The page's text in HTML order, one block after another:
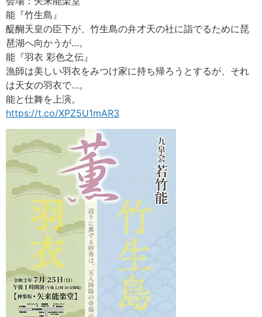
能『竹生島』
醍醐天皇の臣下が、竹生島の弁才天の社に詣でるために琵
琶湖へ向かうが…。
能『羽衣 彩色之伝』
漁師は美しい羽衣をみつけ家に持ち帰ろうとするが、それ
は天女の羽衣で…。
能と仕舞を上演。
https://t.co/XPZ5U1mAR3